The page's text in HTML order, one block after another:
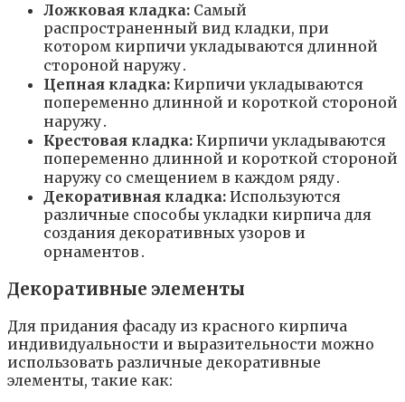
Ложковая кладка: Самый
распространенный вид кладки, при
котором кирпичи укладываются длинной
стороной наружу․
Цепная кладка: Кирпичи укладываются
попеременно длинной и короткой стороной
наружу․
Крестовая кладка: Кирпичи укладываются
попеременно длинной и короткой стороной
наружу со смещением в каждом ряду․
Декоративная кладка: Используются
различные способы укладки кирпича для
создания декоративных узоров и
орнаментов․
Декоративные элементы
Для придания фасаду из красного кирпича
индивидуальности и выразительности можно
использовать различные декоративные
элементы, такие как: